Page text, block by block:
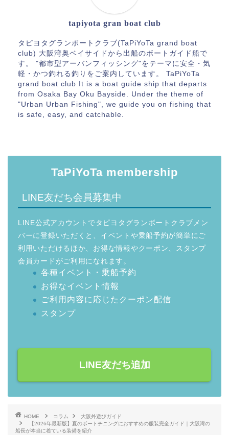
tapiyota gran boat club
タピヨタグランボートクラブ(TaPiYoTa grand boat
club) 大阪湾奥ベイサイドから出船のボートガイド船で
す。 "都市型アーバンフィッシング"をテーマに安全・気
軽・かつ釣れる釣りをご案内しています。 TaPiYoTa
grand boat club It is a boat guide ship that departs
from Osaka Bay Oku Bayside. Under the theme of
"Urban Urban Fishing", we guide you on fishing that
is safe, easy, and catchable.
TaPiYoTa membership
LINE友だち会員募集中
LINE公式アカウントでタピヨタグランボートクラブメン
バーに登録いただくと、イベントや乗船予約が簡単にご
利用いただけるほか、お得な情報やクーポン、スタンプ
会員カードがご利用になれます。
各種イベント・乗船予約
お得なイベント情報
ご利用内容に応じたクーポン配信
スタンプ
LINE友だち追加
HOME コラム
大阪外遊びガイド
【2026年最新版】夏のボートチニングにおすすめの服装完全ガイド｜大阪湾の
船長が本当に着ている装備を紹介